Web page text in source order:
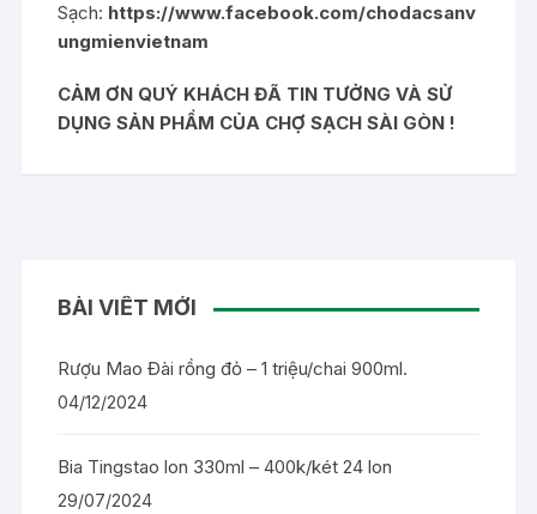
Sạch: https://www.facebook.com/chodacsanv
ungmienvietnam
CẢM ƠN QUÝ KHÁCH ĐÃ TIN TƯỞNG VÀ SỬ
DỤNG SẢN PHẨM CỦA CHỢ SẠCH SÀI GÒN !
BÀI VIẾT MỚI
Rượu Mao Đài rồng đỏ – 1 triệu/chai 900ml.
04/12/2024
Bia Tingstao lon 330ml – 400k/két 24 lon
29/07/2024